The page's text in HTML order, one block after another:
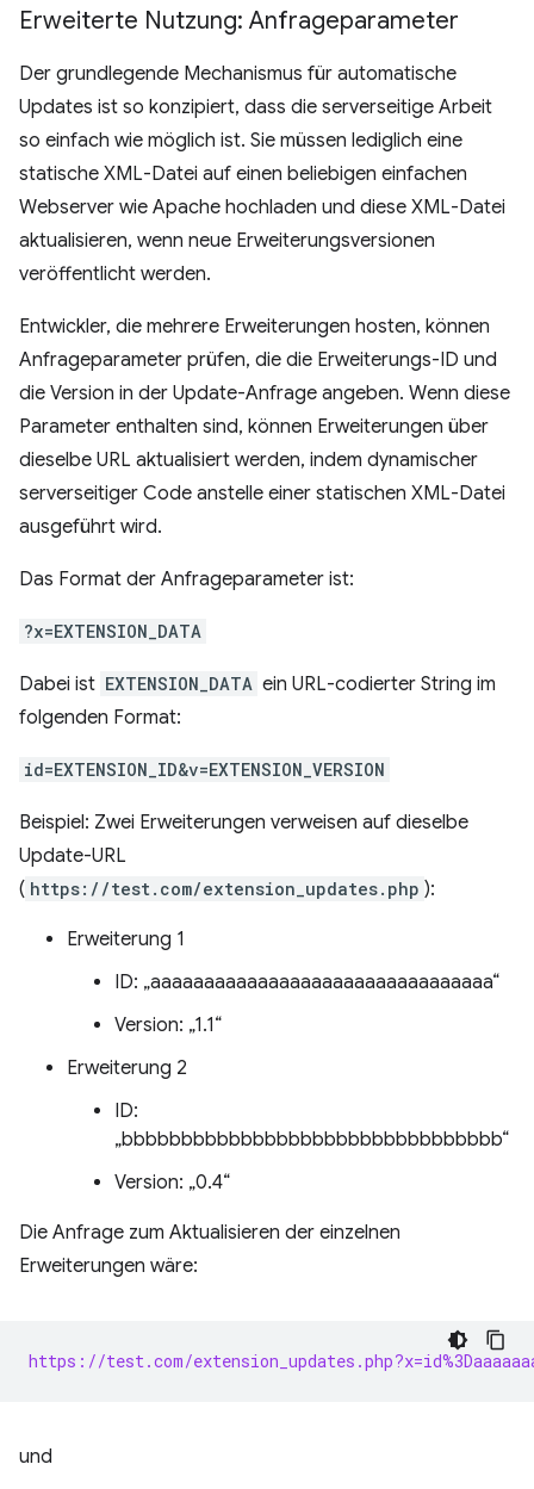
Erweiterte Nutzung: Anfrageparameter
Der grundlegende Mechanismus für automatische
Updates ist so konzipiert, dass die serverseitige Arbeit
so einfach wie möglich ist. Sie müssen lediglich eine
statische XML-Datei auf einen beliebigen einfachen
Webserver wie Apache hochladen und diese XML-Datei
aktualisieren, wenn neue Erweiterungsversionen
veröffentlicht werden.
Entwickler, die mehrere Erweiterungen hosten, können
Anfrageparameter prüfen, die die Erweiterungs-ID und
die Version in der Update-Anfrage angeben. Wenn diese
Parameter enthalten sind, können Erweiterungen über
dieselbe URL aktualisiert werden, indem dynamischer
serverseitiger Code anstelle einer statischen XML-Datei
ausgeführt wird.
Das Format der Anfrageparameter ist:
?x=EXTENSION_DATA
Dabei ist EXTENSION_DATA ein URL-codierter String im
folgenden Format:
id=EXTENSION_ID&v=EXTENSION_VERSION
Beispiel: Zwei Erweiterungen verweisen auf dieselbe
Update-URL
( https://test.com/extension_updates.php ):
Erweiterung 1
ID: „aaaaaaaaaaaaaaaaaaaaaaaaaaaaaaaa“
Version: „1.1“
Erweiterung 2
ID:
„bbbbbbbbbbbbbbbbbbbbbbbbbbbbbbbb“
Version: „0.4“
Die Anfrage zum Aktualisieren der einzelnen
Erweiterungen wäre:
https://test.com/
und